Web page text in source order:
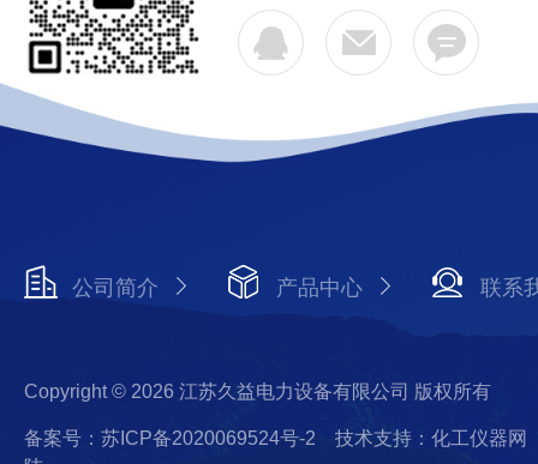
公司简介 产品中心 联系
Copyright © 2026 江苏久益电力设备有限公司 版权所有
备案号：苏ICP备2020069524号-2
技术支持：化工仪器网